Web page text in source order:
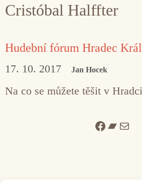
Cristóbal Halffter
Hudební fórum Hradec
17. 10. 2017 Jan Hocek
Na co se můžete těšit v
Facebook
Mail